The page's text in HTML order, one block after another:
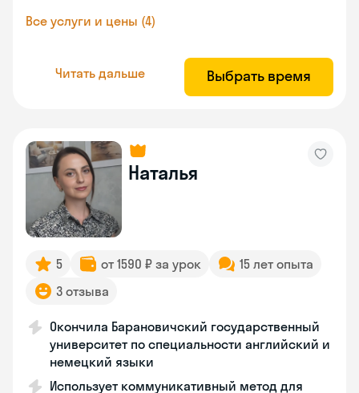
Все услуги и цены (4)
Читать дальше Выбрать время
Наталья
5 от 1590 ₽ за урок
15 лет опыта
3 отзыва
Окончила Барановичский государственный
университет по специальности английский и
немецкий языки
Использует коммуникативный метод для